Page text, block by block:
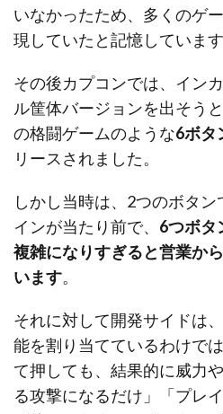
いなかったため、多くのゲ
現していたと記憶しています
その後カプコンでは、イン
ル筐体バージョンを出そう
の格闘ゲームのような6ボタ
リースされました。
しかし当時は、2つのボタ
インが当たり前で、 6つボタ
複雑になりすぎると営業か
います。
それに対して開発サイドは
能を割り当てているわけで
て押しても、結果的に威力
る攻撃になるだけ」「プレ